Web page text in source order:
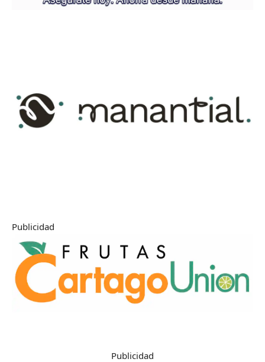
Publicidad
Publicidad